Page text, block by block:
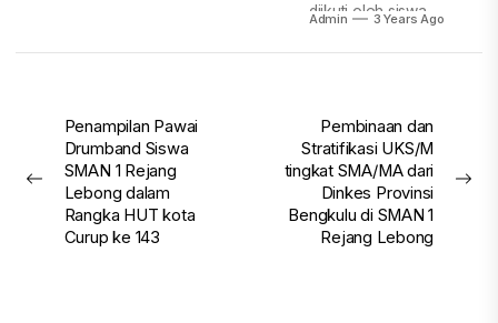
diikuti oleh siswa
Admin 3 Years Ago
Post
navigation
Previous
Penampilan Pawai
Drumband Siswa
SMAN 1 Rejang
Lebong dalam
Rangka HUT kota
Curup ke 143
Pembinaan dan
Stratifikasi UKS/M
tingkat SMA/MA dari
Dinkes Provinsi
Bengkulu di SMAN 1
Rejang Lebong